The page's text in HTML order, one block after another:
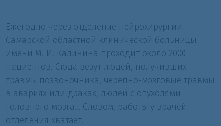
Ежегодно через отделение нейрохирургии
Самарской областной клинической больницы
имени М. И. Калинина проходит около 2000
пациентов. Сюда везут людей, получивших
травмы позвоночника, черепно-мозговые травмы
в авариях или драках, людей с опухолями
головного мозга... Словом, работы у врачей
отделения хватает.